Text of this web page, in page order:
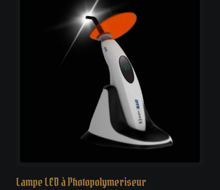
Lampe LED à Photopolymeriseur